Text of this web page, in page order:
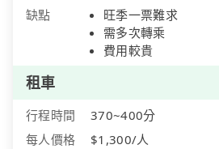
缺點
旺季一票難求
需多次轉乘
費用較貴
租車
行程時間
370~400分
每人價格
$1,300/人